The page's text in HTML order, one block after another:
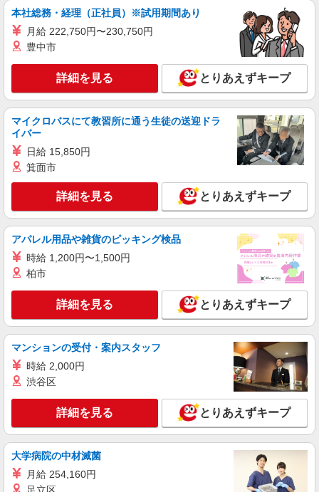
キープ 詳細を見る
派遣社員
株式会社テクノ・サービス/お仕事No/0907088
目視検査作業
時給1600円 月収例：256000円以上（残業・休
日出勤手当て等が含まれています） 交通費全額支
給 愛知県豊田市 ＊車・バイク通勤OK
詳細を見る
株式会社綜合キャリアオプション（1314VJ0805G54★21-S-T3）
組立・加工・食品製造など/日払いOK
時給1,500円 交通費：既定支給
愛知県豊田市
キープ 詳細を見る
派遣社員
株式会社テクノ・サービス/お仕事No/0917120
ピッキング作業
時給1400円 月収例：205800円以上（残業・休
日出勤手当て等が含まれています） 交通費全額支
給
愛知県豊田市 ＊車通勤OK
キープ 詳細を見る
派遣社員
株式会社テクノ・サービス/お仕事No/0914471
本社総務・経理（正社員）※試用期間あり
月給 222,750円〜230,750円
豊中市
詳細を見る とりあえずキープ
マイクロバスにて教習所に通う生徒の送迎ドラ
イバー
日給 15,850円
箕面市
詳細を見る とりあえずキープ
アパレル用品や雑貨のピッキング検品
時給 1,200円〜1,500円
柏市
詳細を見る とりあえずキープ
マンションの受付・案内スタッフ
時給 2,000円
渋谷区
詳細を見る とりあえずキープ
大学病院の中材滅菌
月給 254,160円